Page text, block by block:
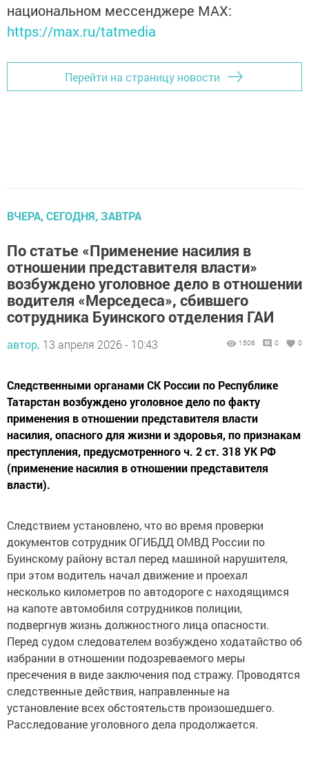
национальном мессенджере MАХ:
https://max.ru/tatmedia
Перейти на страницу новости
ВЧЕРА, СЕГОДНЯ, ЗАВТРА
По статье «Применение насилия в
отношении представителя власти»
возбуждено уголовное дело в отношении
водителя «Мерседеса», сбившего
сотрудника Буинского отделения ГАИ
автор, 13 апреля 2026 - 10:43 1506 0 0
Следственными органами СК России по Республике
Татарстан возбуждено уголовное дело по факту
применения в отношении представителя власти
насилия, опасного для жизни и здоровья, по признакам
преступления, предусмотренного ч. 2 ст. 318 УК РФ
(применение насилия в отношении представителя
власти).
Следствием установлено, что во время проверки
документов сотрудник ОГИБДД ОМВД России по
Буинскому району встал перед машиной нарушителя,
при этом водитель начал движение и проехал
несколько километров по автодороге с находящимся
на капоте автомобиля сотрудников полиции,
подвергнув жизнь должностного лица опасности.
Перед судом следователем возбуждено ходатайство об
избрании в отношении подозреваемого меры
пресечения в виде заключения под стражу. Проводятся
следственные действия, направленные на
установление всех обстоятельств произошедшего.
Расследование уголовного дела продолжается.